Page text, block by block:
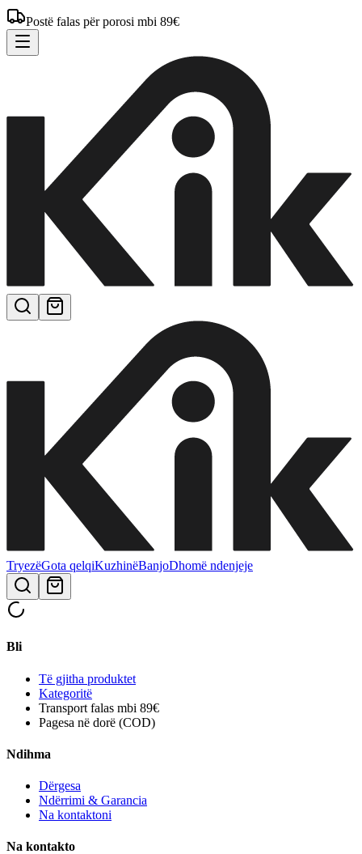
Postë falas për porosi mbi 89€
TryezëGota qelqiKuzhinëBanjoDhomë ndenjeje
Bli
Të gjitha produktet
Kategoritë
Transport falas mbi 89€
Pagesa në dorë (COD)
Ndihma
Dërgesa
Ndërrimi & Garancia
Na kontaktoni
Na kontakto